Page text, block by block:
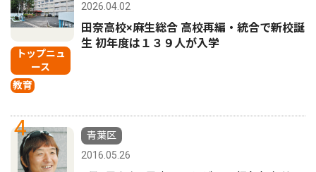
トップニュ
ース
教育
2026.04.02
田奈高校×麻生総合 高校再編・統合で新校誕
生 初年度は１３９人が入学
4
青葉区
2016.05.26